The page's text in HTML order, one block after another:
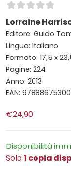
Lorraine
Editore: Guido
Lingua: Italiano
Formato: 17,5 x
Pagine: 224
Anno: 2013
EAN:
€24,90
Disponibilità
Solo1 copia